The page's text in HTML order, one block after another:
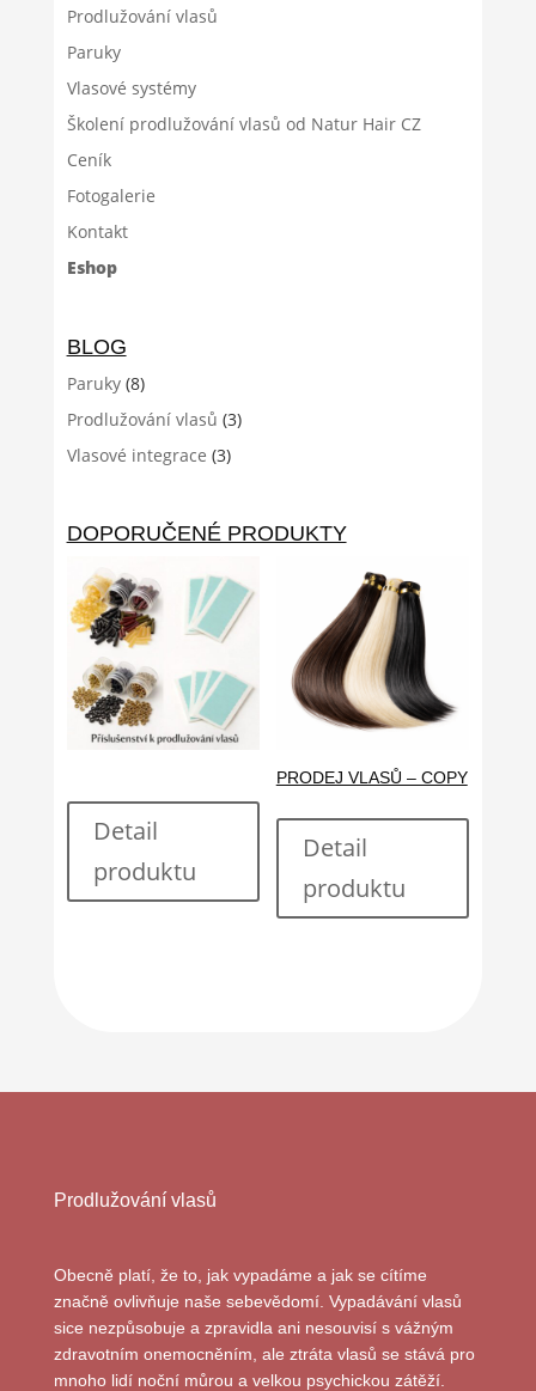
Prodlužování vlasů
Paruky
Vlasové systémy
Školení prodlužování vlasů od Natur Hair CZ
Ceník
Fotogalerie
Kontakt
Eshop
BLOG
Paruky(8)
Prodlužování vlasů (3)
Vlasové integrace (3)
DOPORUČENÉ PRODUKTY
Detail
produktu
PRODEJ VLASŮ – COPY
Detail
produktu
Prodlužování vlasů
Obecně platí, že to, jak vypadáme a jak se cítíme
značně ovlivňuje naše sebevědomí. Vypadávání vlasů
sice nezpůsobuje a zpravidla ani nesouvisí s vážným
zdravotním onemocněním, ale ztráta vlasů se stává pro
mnoho lidí noční můrou a velkou psychickou zátěží.